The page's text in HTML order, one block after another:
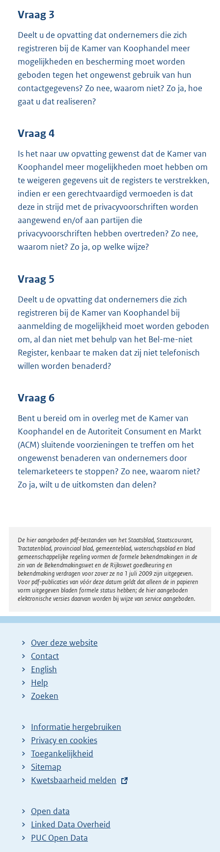
Vraag 3
Deelt u de opvatting dat ondernemers die zich
registreren bij de Kamer van Koophandel meer
mogelijkheden en bescherming moet worden
geboden tegen het ongewenst gebruik van hun
contactgegevens? Zo nee, waarom niet? Zo ja, hoe
gaat u dat realiseren?
Vraag 4
Is het naar uw opvatting gewenst dat de Kamer van
Koophandel meer mogelijkheden moet hebben om
te weigeren gegevens uit de registers te verstrekken,
indien er een gerechtvaardigd vermoeden is dat
deze in strijd met de privacyvoorschriften worden
aangewend en/of aan partijen die
privacyvoorschriften hebben overtreden? Zo nee,
waarom niet? Zo ja, op welke wijze?
Vraag 5
Deelt u de opvatting dat ondernemers die zich
registreren bij de Kamer van Koophandel bij
aanmelding de mogelijkheid moet worden geboden
om, al dan niet met behulp van het Bel-me-niet
Register, kenbaar te maken dat zij niet telefonisch
willen worden benaderd?
Vraag 6
Bent u bereid om in overleg met de Kamer van
Koophandel en de Autoriteit Consument en Markt
(ACM) sluitende voorzieningen te treffen om het
ongewenst benaderen van ondernemers door
telemarketeers te stoppen? Zo nee, waarom niet?
Zo ja, wilt u de uitkomsten dan delen?
Disclaimer
De hier aangeboden pdf-bestanden van het Staatsblad, Staatscourant,
Tractatenblad, provinciaal blad, gemeenteblad, waterschapsblad en blad
gemeenschappelijke regeling vormen de formele bekendmakingen in de
zin van de Bekendmakingswet en de Rijkswet goedkeuring en
bekendmaking verdragen voor zover ze na 1 juli 2009 zijn uitgegeven.
Voor pdf-publicaties van vóór deze datum geldt dat alleen de in papieren
vorm uitgegeven bladen formele status hebben; de hier aangeboden
elektronische versies daarvan worden bij wijze van service aangeboden.
Over deze website
Contact
English
Help
Zoeken
Informatie hergebruiken
Privacy en cookies
Toegankelijkheid
Sitemap
E
t
e
r
Kwetsbaarheid melden
Open data
Linked Data Overheid
PUC Open Data